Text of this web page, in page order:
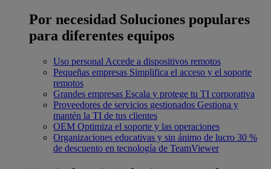
Por necesidad Soluciones populares
para diferentes equipos
Uso personal Accede a dispositivos remotos
Pequeñas empresas Simplifica el acceso y el soporte
remotos
Grandes empresas Escala y protege tu TI corporativa
Proveedores de servicios gestionados Gestiona y
mantén la TI de tus clientes
OEM Optimiza el soporte y las operaciones
Organizaciones educativas y sin ánimo de lucro 30 %
de descuento en tecnología de TeamViewer